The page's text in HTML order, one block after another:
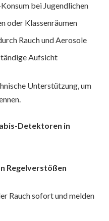
bei Jugendlichen
oder Klassenräumen
Rauch und Aerosole
Aufsicht
Unterstützung, um
Detektoren in
Regelverstößen
Rauch sofort und melden